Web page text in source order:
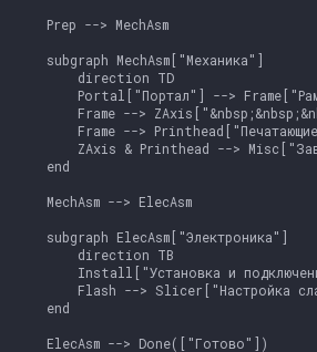
    Prep --> MechAsm
    subgraph MechAsm["Механика"]
        direction TD
Portal["Портал"] -->
Frame -->
Frame -->
ZAxis & Printhead -->
    end
    MechAsm --> ElecAsm
    subgraph ElecAsm["Электроника"]
        direction TB
Install["Установка и
Flash --> Slicer["Настройка
    end
    ElecAsm --> Done(["Готово"])